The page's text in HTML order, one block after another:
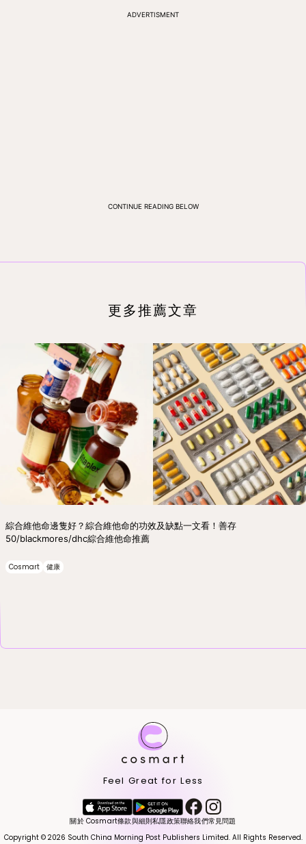
ADVERTISMENT
CONTINUE READING BELOW
更多推薦文章
綜合維他命邊隻好？綜合維他命的功效及缺點一文看！善存
50/blackmores/dhc綜合維他命推薦
Cosmart 健康
Feel Great for Less
關於 Cosmart條款與細則私隱政策聯絡我們常見問題
Copyright © 2026 South China Morning Post Publishers Limited. All Rights Reserved.